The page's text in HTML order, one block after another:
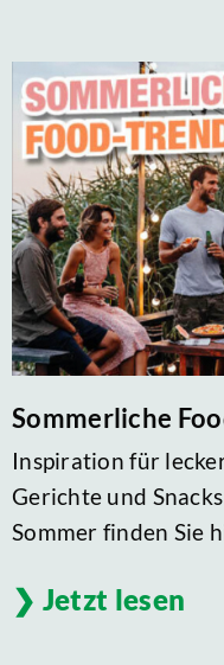
Sommerliche
Inspiration für
Gerichte und
Sommer finden Sie
Jetzt lesen